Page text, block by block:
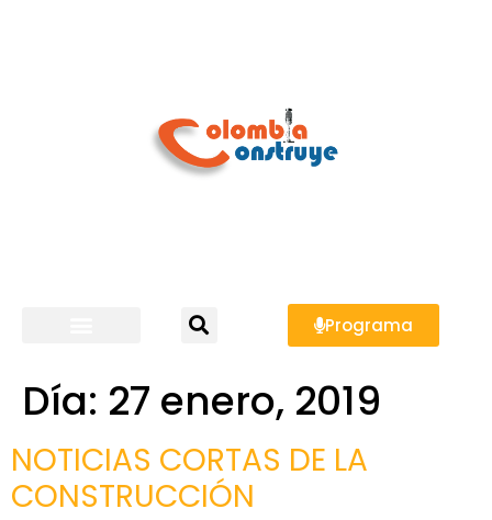
Programa
Día: 27 enero, 2019
NOTICIAS CORTAS DE LA
CONSTRUCCIÓN